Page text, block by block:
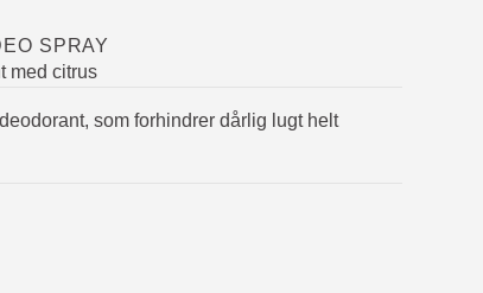
SPRAY
med citrus
som forhindrer dårlig lugt helt